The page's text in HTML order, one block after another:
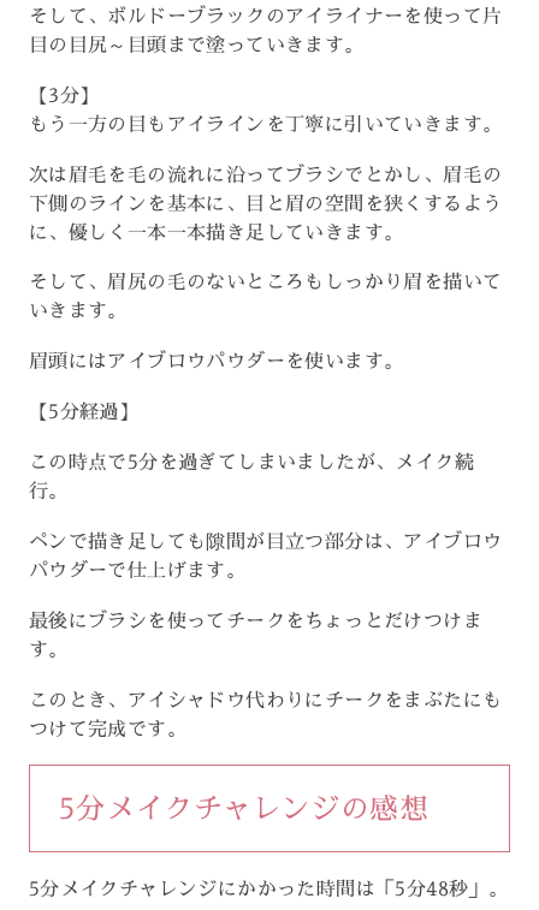
そして、ボルドーブラックのアイライナーを使って片
目の目尻～目頭まで塗っていきます。
【3分】
もう一方の目もアイラインを丁寧に引いていきます。
次は眉毛を毛の流れに沿ってブラシでとかし、眉毛の
下側のラインを基本に、目と眉の空間を狭くするよう
に、優しく一本一本描き足していきます。
そして、眉尻の毛のないところもしっかり眉を描いて
いきます。
眉頭にはアイブロウパウダーを使います。
【5分経過】
この時点で5分を過ぎてしまいましたが、メイク続
行。
ペンで描き足しても隙間が目立つ部分は、アイブロウ
パウダーで仕上げます。
最後にブラシを使ってチークをちょっとだけつけま
す。
このとき、アイシャドウ代わりにチークをまぶたにも
つけて完成です。
5分メイクチャレンジの感想
5分メイクチャレンジにかかった時間は「5分48秒」。